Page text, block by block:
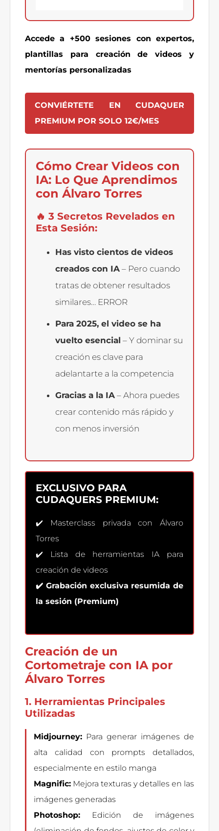
Accede a +500 sesiones con expertos,
plantillas para creación de videos y
mentorías personalizadas
CONVIÉRTETE EN CUDAQUER
PREMIUM POR SOLO 12€/MES
Cómo Crear Videos con
IA: Lo Que Aprendimos
con Álvaro Torres
🔥 3 Secretos Revelados en
Esta Sesión:
Has visto cientos de videos
creados con IA – Pero cuando
tratas de obtener resultados
similares… ERROR
Para 2025, el video se ha
vuelto esencial – Y dominar su
creación es clave para
adelantarte a la competencia
Gracias a la IA – Ahora puedes
crear contenido más rápido y
con menos inversión
EXCLUSIVO PARA
CUDAQUERS PREMIUM:
✔️ Masterclass privada con Álvaro
Torres
✔️ Lista de herramientas IA para
creación de videos
✔️ Grabación exclusiva resumida de
la sesión (Premium)
Creación de un
Cortometraje con IA por
Álvaro Torres
1. Herramientas Principales
Utilizadas
Midjourney: Para generar imágenes de
alta calidad con prompts detallados,
especialmente en estilo manga
Magnific: Mejora texturas y detalles en las
imágenes generadas
Photoshop: Edición de imágenes